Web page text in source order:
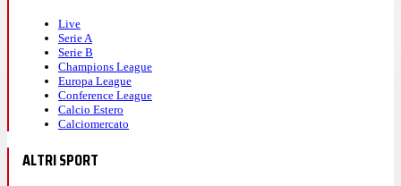
Live
Serie A
Serie B
Champions League
Europa League
Conference League
Calcio Estero
Calciomercato
ALTRI SPORT